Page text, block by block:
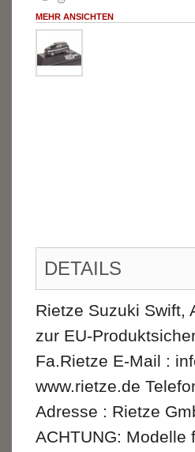
MEHR ANSICHTEN
DETAILS
Rietze Suzuki Swift,
zur EU-
Fa.Rietze E-Mail :
www.rietze.de
Adresse : Rietze
ACHTUNG: Modelle